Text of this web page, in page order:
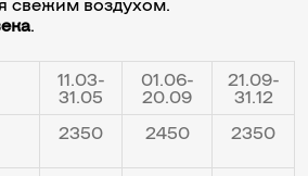
свежим воздухом.
.
11.03-
31.05
01.06-
20.09
21.09-
31.12
2350 2450 2350